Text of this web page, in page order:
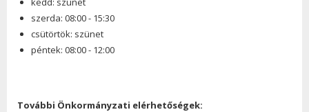
szerda: 08:00 - 15:30
csütörtök: szünet
péntek: 08:00 - 12:00
További Önkormányzati elérhetőségek: